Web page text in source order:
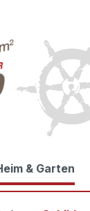
& Garten